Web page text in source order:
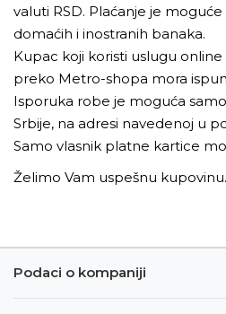
valuti RSD. Plaćanje je
domaćih i inostranih banaka.
Kupac koji koristi uslugu
preko Metro-shopa mora
Isporuka robe je moguća
Srbije, na adresi navedenoj u
Samo vlasnik platne kartice
Želimo Vam uspešnu kupovinu.
Podaci o kompaniji